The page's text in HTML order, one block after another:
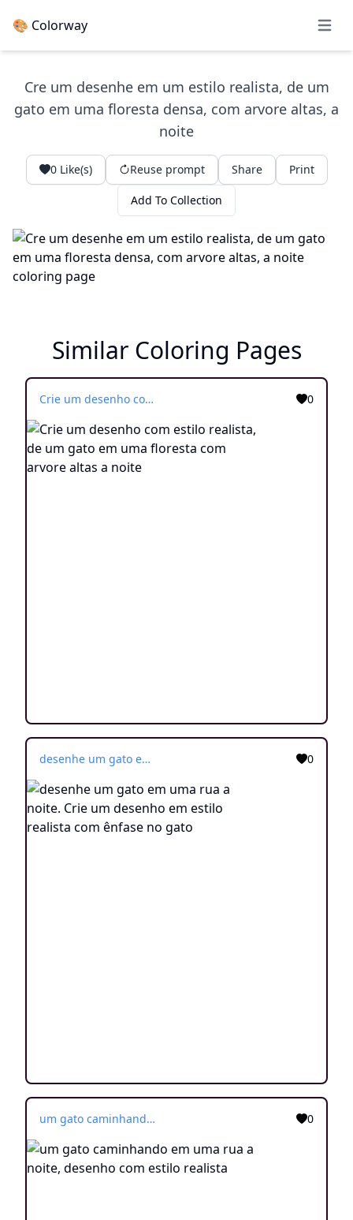
🎨 Colorway Open
Cre um desenhe em um estilo realista, de um
gato em uma floresta densa, com arvore altas, a
noite
0Like(s) Reuse prompt Share Print
Add To Collection
Similar Coloring Pages
Crie um desenho com estilo realista, de um gato em uma floresta com arvore altas a noite 0
desenhe um gato em uma rua a noite. Crie um desenho em estilo realista com ênfase no gato 0
um gato caminhando em uma rua a noite, desenho com estilo realista 0